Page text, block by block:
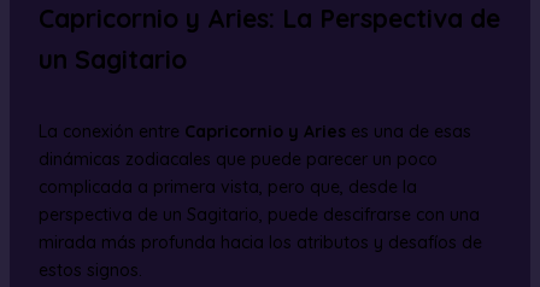
Capricornio y Aries: La Perspectiva de
un Sagitario
La conexión entre Capricornio y Arieses una de esas
dinámicas zodiacales que puede parecer un poco
complicada a primera vista, pero que, desde la
perspectiva de un Sagitario, puede descifrarse con una
mirada más profunda hacia los atributos y desafíos de
estos signos.